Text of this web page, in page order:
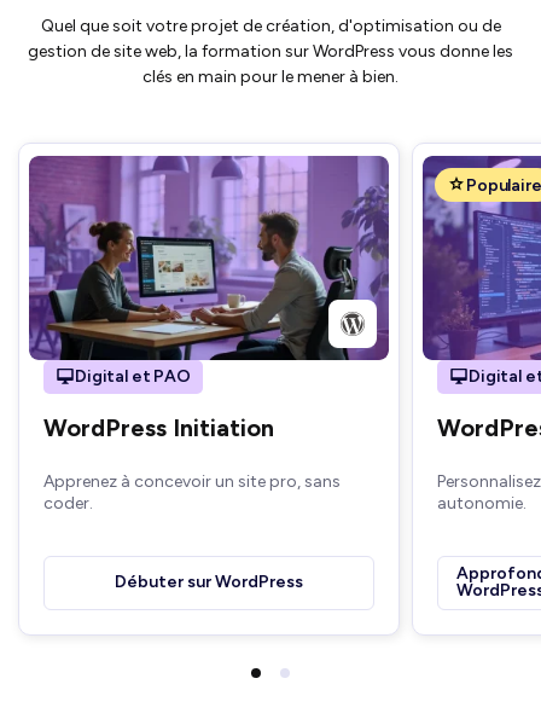
Quel que soit votre projet de création, d'optimisation ou de
gestion de site web, la formation sur WordPress vous donne les
clés en main pour le mener à bien.
Digital et PAO
WordPress Initiation
Apprenez à concevoir un site pro, sans
coder.
Débuter sur WordPress
Populaire
Digital
autonomie.